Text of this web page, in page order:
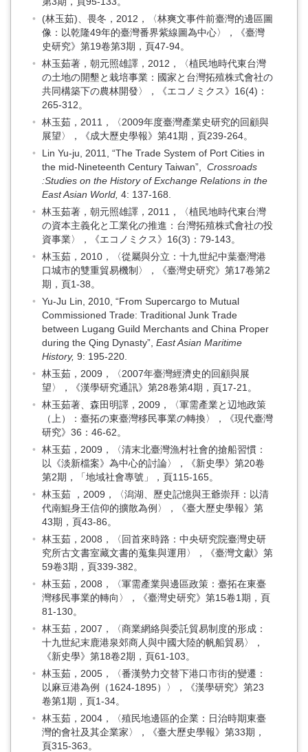
(林玉茹)、畏冬，2012，〈林爽文事件前臺灣的邊區圖
像：以乾隆49年的臺灣番界紫線圖為中心〉，《臺灣
史研究》第19卷第3期，頁47-94。
林玉茹著，朝元照雄譯，2012，〈植民地時代東台灣
の土地の開墾と栽培事業：國家と台灣拓殖株式會社の
共同構築下の農林開發〉，《エコノミクス》16(4)：
265-312。
林玉茹，2011，〈2009年度臺灣產業史研究的回顧與
展望〉，《成大歷史學報》第41期，頁239-264。
Lin Yu-ju, 2011, “The Trade System of Port Cities in
the mid-Nineteenth Century Taiwan”,
Crossroads
:Studies on the History of Exchange Relations in the
East Asian World, 4: 137-168.
林玉茹著，朝元照雄譯，2011，〈植民地時代東台灣
の資本主義化と工業化の推進：台灣拓殖株式會社の投
資事業〉，《エコノミクス》16(3)：79-143。
林玉茹，2010，〈從屬與分立：十九世紀中葉臺灣港
口城市的雙重貿易機制〉，《臺灣史研究》第17卷第2
期，頁1-38。
Yu-Ju Lin, 2010, “From Supercargo to Mutual
Commissioned Trade: Traditional Junk Trade
between Lugang Guild Merchants and China Proper
during the Qing Dynasty”, East Asian Maritime
History, 9: 195-220.
林玉茹，2009，〈2007年臺灣經濟史的回顧與展
望〉，《漢學研究通訊》第28卷第4期，頁17-21。
林玉茹著、森田明譯，2009，〈軍需產業と辺地政策
（上）：臺拓の東臺灣移民事業の轉換〉，《現代臺灣
研究》36：46-62。
林玉茹，2009，〈清末北臺灣漁村社會的搶船習慣：
以《淡新檔案》為中心的討論〉，《新史學》第20卷
第2期，「地域社會專號」，頁115-165。
林玉茹 ，2009，〈潟湖、歷史記憶與王爺崇拜：以清
代南鯤身王信仰的擴散為例〉，《臺大歷史學報》第
43期，頁43-86。
林玉茹，2008，〈回首來時路：中央研究院臺灣史研
究所古文書室藏文書的蒐集與運用〉，《臺灣文獻》第
59卷3期，頁339-382。
林玉茹，2008，〈軍需產業與邊區政策：臺拓在東臺
灣移民事業的轉向〉，《臺灣史研究》第15卷1期，頁
81-130。
林玉茹，2007，〈商業網絡與委託貿易制度的形成：
十九世紀末鹿港泉郊商人與中國大陸的帆船貿易〉，
《新史學》第18卷2期，頁61-103。
林玉茹，2005，〈番漢勢力交替下港口市街的變遷：
以麻豆港為例（1624-1895）〉，《漢學研究》第23
卷第1期，頁1-34。
林玉茹，2004，〈殖民地邊區的企業：日治時期東臺
灣的會社及其企業家〉，《臺大歷史學報》第33期，
頁315-363。